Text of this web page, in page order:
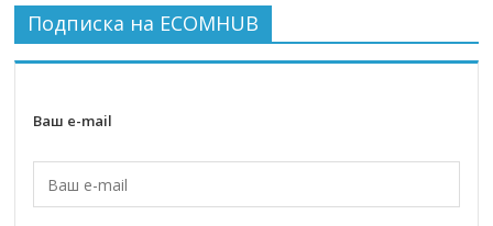
Подписка на ECOMHUB
Ваш e-mail